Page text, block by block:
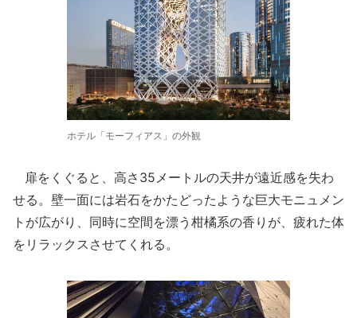
ホテル「モーフィアス」の外観
扉をくぐると、高さ35メートルの天井が遠近感を失わ
せる。壁一面には岩石をかたどったような巨大モニュメン
トが広がり、同時に空間を漂う柑橘系の香りが、疲れた体
をリラックスさせてくれる。